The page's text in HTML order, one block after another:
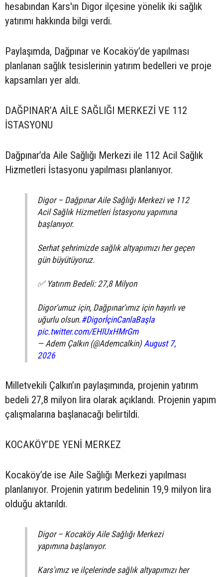
hesabından Kars'ın Digor ilçesine yönelik iki sağlık
yatırımı hakkında bilgi verdi.
Paylaşımda, Dağpınar ve Kocaköy’de yapılması
planlanan sağlık tesislerinin yatırım bedelleri ve proje
kapsamları yer aldı.
DAĞPINAR’A AİLE SAĞLIĞI MERKEZİ VE 112
İSTASYONU
Dağpınar’da Aile Sağlığı Merkezi ile 112 Acil Sağlık
Hizmetleri İstasyonu yapılması planlanıyor.
Digor – Dağpınar Aile Sağlığı Merkezi ve 112
Acil Sağlık Hizmetleri İstasyonu yapımına
başlanıyor.
Serhat şehrimizde sağlık altyapımızı her geçen
gün büyütüyoruz.
✅ Yatırım Bedeli: 27,8 Milyon
Digor'umuz için, Dağpınar'ımız için hayırlı ve
uğurlu olsun.#DigorİçinCanlaBaşla
pic.twitter.com/EHlUxHMrGm
— Adem Çalkın (@Ademcalkin)August 7,
2026
Milletvekili Çalkın’ın paylaşımında, projenin yatırım
bedeli 27,8 milyon lira olarak açıklandı. Projenin yapım
çalışmalarına başlanacağı belirtildi.
KOCAKÖY’DE YENİ MERKEZ
Kocaköy’de ise Aile Sağlığı Merkezi yapılması
planlanıyor. Projenin yatırım bedelinin 19,9 milyon lira
olduğu aktarıldı.
Digor – Kocaköy Aile Sağlığı Merkezi
yapımına başlanıyor.
Kars'ımız ve ilçelerinde sağlık altyapımızı her